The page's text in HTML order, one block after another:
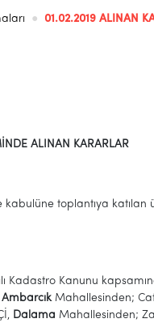
01.02.2019 ALINAN
ALINAN KARARLAR
kabulüne toplantıya katılan
Kadastro Kanunu
Ambarcık Mahallesinden;
Dalama Mahallesinden;